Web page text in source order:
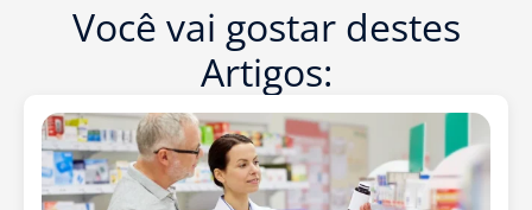
Você vai gostar destes
Artigos: